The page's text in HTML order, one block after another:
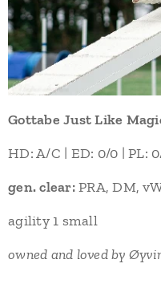
Gottabe Just Like
HD: A/C | ED: 0/0 | PL:
gen. clear:PRA, DM,
agility 1 small
owned and loved by